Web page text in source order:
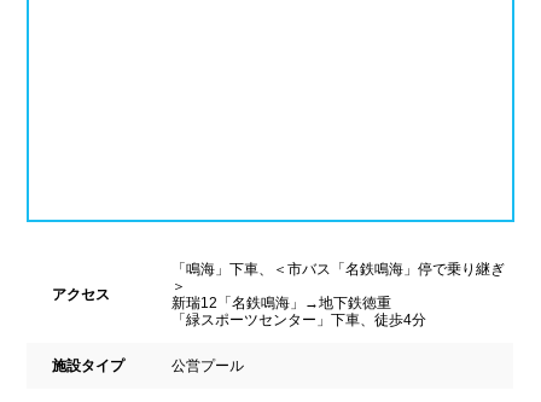
アクセス
「鳴海」下車、＜市バス「名鉄鳴海」停で乗り継ぎ
＞
新瑞12「名鉄鳴海」→地下鉄徳重
「緑スポーツセンター」下車、徒歩4分
施設タイプ 公営プール
近畿
ジャグジー 採暖室
シャワーブース